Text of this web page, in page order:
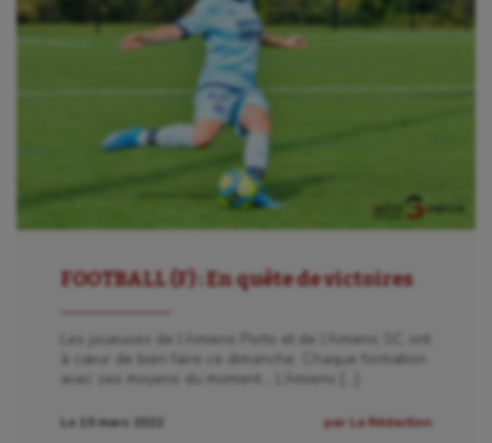
FOOTBALL (F) : En quête de victoires
Les joueuses de l’Amiens Porto et de l’Amiens SC ont
à cœur de bien faire ce dimanche. Chaque formation
avec ses moyens du moment… L’Amiens […]
Le 19 mars 2022 par La Rédaction